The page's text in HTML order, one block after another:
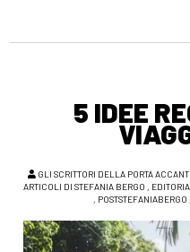
5 IDEE
GLI SCRITTORI DELLA PORTA
ARTICOLI DI STEFANIA BERGO ,
, POSTSTEFANIABERGO